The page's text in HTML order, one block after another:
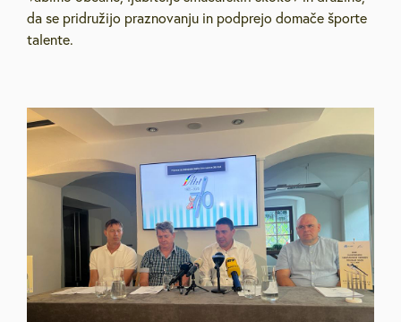
da se pridružijo praznovanju in podprejo domače športe
talente.